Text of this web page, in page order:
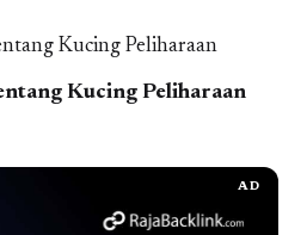
Kucing Peliharaan
AD